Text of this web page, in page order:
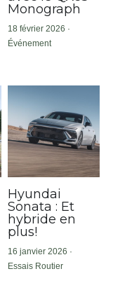
Monograph
18 février 2026 ·
Événement
Hyundai
Sonata : Et
hybride en
plus!
16 janvier 2026 ·
Essais Routier